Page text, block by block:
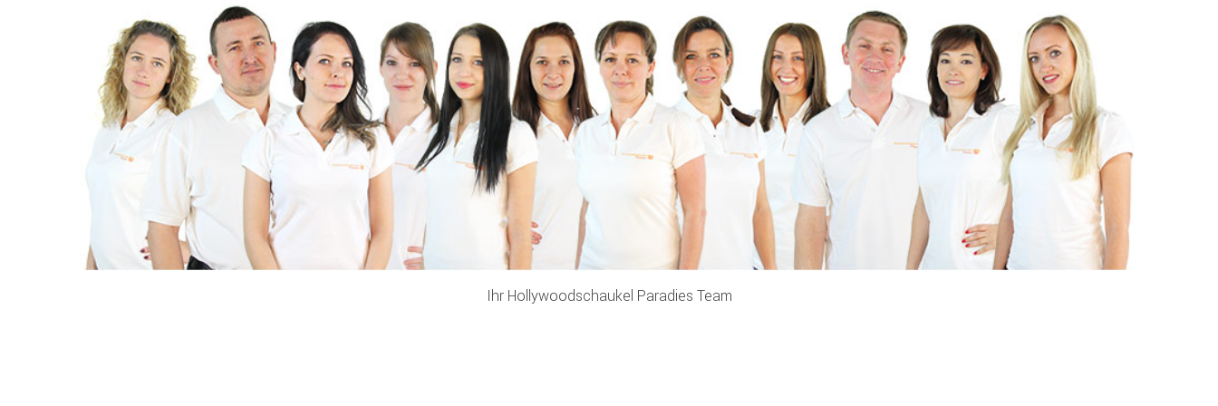
Ihr Hollywoodschaukel Paradies Team